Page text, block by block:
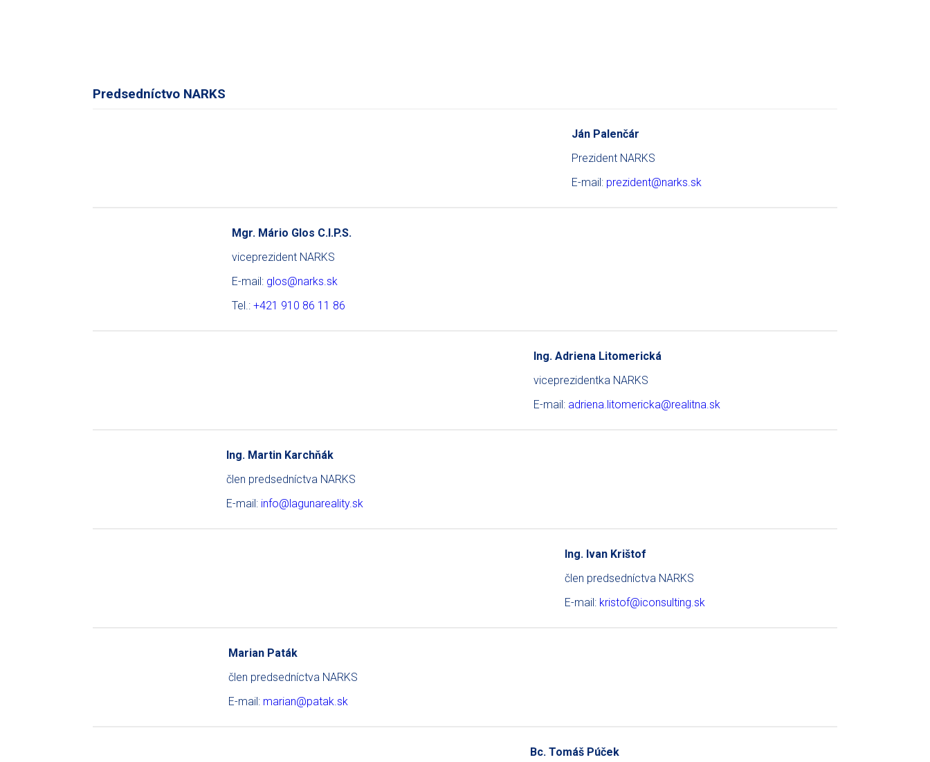
Predsedníctvo NARKS
Ján Palenčár
Prezident NARKS
E-mail: prezident@narks.sk
Mgr. Mário Glos C.I.P.S.
viceprezident NARKS
E-mail: glos@narks.sk
Tel.:+421 910 86 11 86
Ing. Adriena Litomerická
viceprezidentka NARKS
E-mail: adriena.litomericka@realitna.sk
Ing. Martin Karchňák
člen predsedníctva NARKS
E-mail: info@lagunareality.sk
Ing. Ivan Krištof
člen predsedníctva NARKS
E-mail: kristof@iconsulting.sk
Marian Paták
člen predsedníctva NARKS
E-mail: marian@patak.sk
Bc. Tomáš Púček